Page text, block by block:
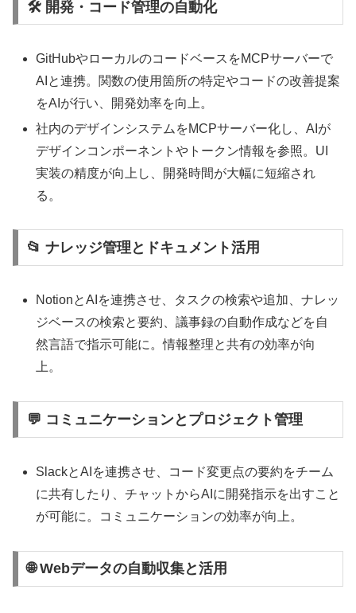
🛠️ 開発・コード管理の自動化
GitHubやローカルのコードベースをMCPサーバーで
AIと連携。関数の使用箇所の特定やコードの改善提案
をAIが行い、開発効率を向上。
社内のデザインシステムをMCPサーバー化し、AIが
デザインコンポーネントやトークン情報を参照。UI
実装の精度が向上し、開発時間が大幅に短縮され
る。
📂 ナレッジ管理とドキュメント活用
NotionとAIを連携させ、タスクの検索や追加、ナレッ
ジベースの検索と要約、議事録の自動作成などを自
然言語で指示可能に。情報整理と共有の効率が向
上。
💬 コミュニケーションとプロジェクト管理
SlackとAIを連携させ、コード変更点の要約をチーム
に共有したり、チャットからAIに開発指示を出すこと
が可能に。コミュニケーションの効率が向上。
🌐 Webデータの自動収集と活用